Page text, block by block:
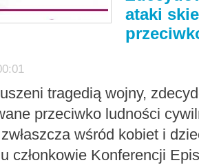
ataki
tragedią wojny,
przeciwko ludności
wśród kobiet i
członkowie Konferencji